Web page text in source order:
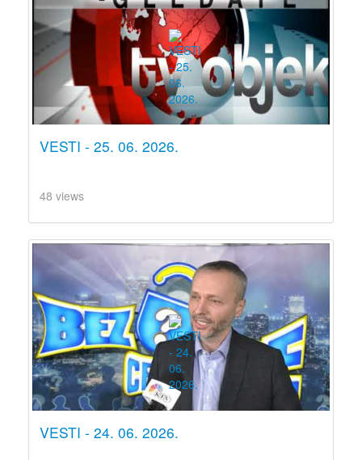
VESTI - 25. 06. 2026.
48 views
VESTI - 24. 06. 2026.